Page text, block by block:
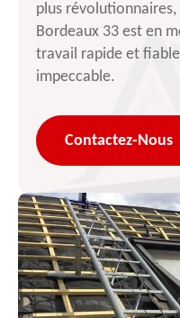
plus
Bordeaux 33 est en
travail rapide et
impeccable.
Contactez-Nous